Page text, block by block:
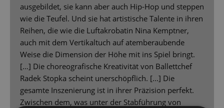
ausgebildet, sie kann aber auch Hip-Hop und steppen
wie die Teufel. Und sie hat artistische Talente in ihren
Reihen, die wie die Luftakrobatin Nina Kemptner,
auch mit dem Vertikaltuch auf atemberaubende
Weise die Dimension der Höhe mit ins Spiel bringt.
[…] Die choreografische Kreativität von Ballettchef
Radek Stopka scheint unerschöpflich. [...] Die
gesamte Inszenierung ist in ihrer Präzision perfekt.
Zwischen dem, was unter der Stabführung von